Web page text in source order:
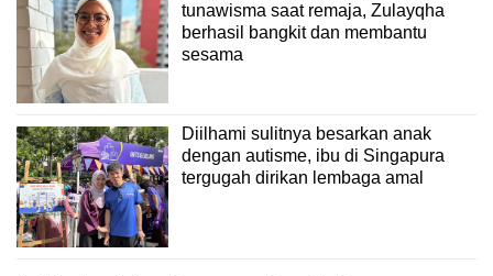
tunawisma saat remaja, Zulayqha
berhasil bangkit dan membantu
sesama
Diilhami sulitnya besarkan anak
dengan autisme, ibu di Singapura
tergugah dirikan lembaga amal